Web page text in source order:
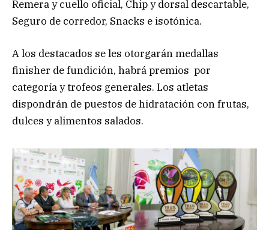
Remera y cuello oficial, Chip y dorsal descartable,
Seguro de corredor, Snacks e isotónica.
A los destacados se les otorgarán medallas
finisher de fundición, habrá premios por
categoría y trofeos generales. Los atletas
dispondrán de puestos de hidratación con frutas,
dulces y alimentos salados.